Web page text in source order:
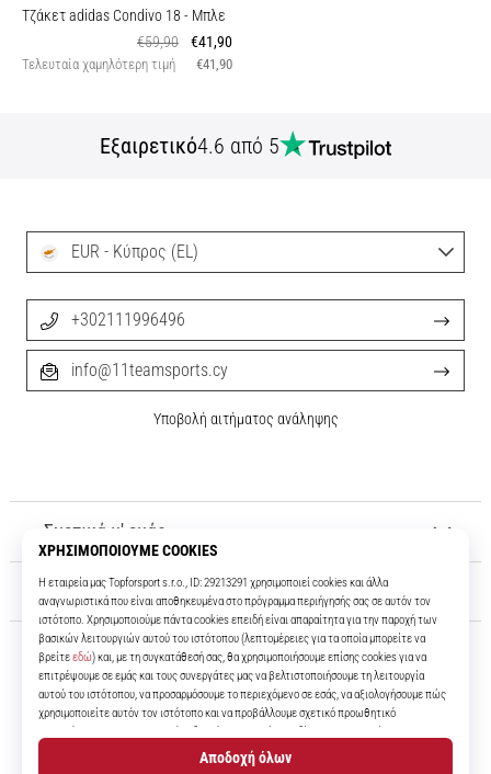
Τζάκετ adidas Condivo 18 - Μπλε
€59,90
€41,90
Τελευταία χαμηλότερη τιμή €41,90
Εξαιρετικό4.6 από 5
11teamsports.cy
Για πάνω από 16 χρόνια είμαστε οι συμπαίκτες σας, προσφέροντάς σας
τα καλύτερα και πιο σύγχρονα ποδοσφαιρικά προϊόντα.
Σχετικά μ' εμάς
Εξυπηρέτηση πελατών
EUR - Κύπρος (EL)
+302111996496
info@11teamsports.cy
Υποβολή αιτήματος ανάληψης